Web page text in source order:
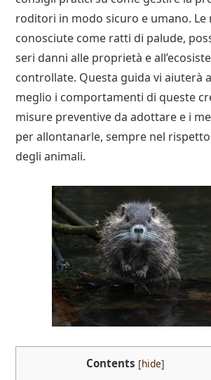
roditori in modo sicuro e umano. Le
conosciute come ratti di palude,
seri danni alle proprietà e
controllate. Questa guida vi aiuterà
meglio i comportamenti di queste
misure preventive da adottare e i
per allontanarle, sempre nel
degli animali.
Contents [hide]